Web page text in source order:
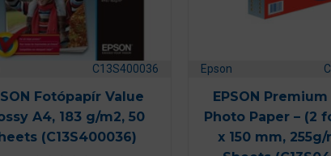
C13S400036
Fotópapír Value
A4, 183 g/m2, 50
(C13S400036)
Epson
EPSON
Photo Paper – (2
x 150 mm,